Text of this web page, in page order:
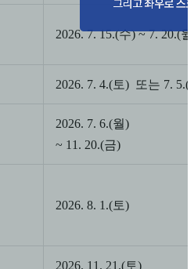
2026. 7. 15.(수) ~ 7. 20.(월
2026. 7. 4.(토) 또는 7. 5.(
2026. 7. 6.(월)
~ 11. 20.(금)
2026. 8. 1.(토)
2026. 11. 21.(토)